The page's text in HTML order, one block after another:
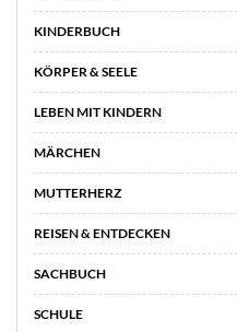
KINDERBUCH
KÖRPER & SEELE
LEBEN MIT KINDERN
MÄRCHEN
MUTTERHERZ
REISEN & ENTDECKEN
SACHBUCH
SCHULE